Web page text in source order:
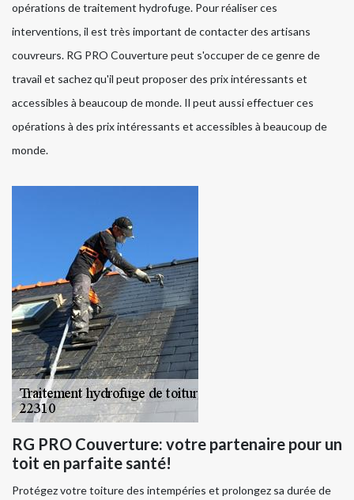
opérations de traitement hydrofuge. Pour réaliser ces
interventions, il est très important de contacter des artisans
couvreurs. RG PRO Couverture peut s'occuper de ce genre de
travail et sachez qu'il peut proposer des prix intéressants et
accessibles à beaucoup de monde. Il peut aussi effectuer ces
opérations à des prix intéressants et accessibles à beaucoup de
monde.
RG PRO Couverture: votre partenaire pour un
toit en parfaite santé!
Protégez votre toiture des intempéries et prolongez sa durée de